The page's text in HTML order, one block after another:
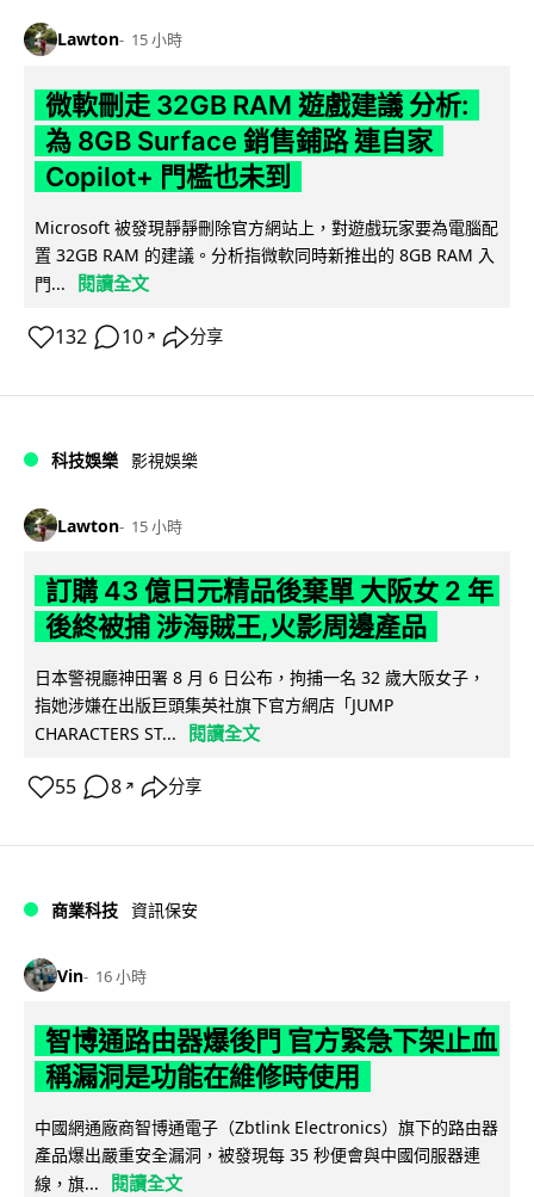
Lawton 15 小時
微軟刪走 32GB RAM 遊戲建議 分析:
為 8GB Surface 銷售鋪路 連自家
Copilot+ 門檻也未到
Microsoft 被發現靜靜刪除官方網站上，對遊戲玩家要為電腦配
置 32GB RAM 的建議。分析指微軟同時新推出的 8GB RAM 入
門...
閱讀全文
132 10 ↗ 分享
科技娛樂 影視娛樂
Lawton 15 小時
訂購 43 億日元精品後棄單 大阪女 2 年
後終被捕 涉海賊王,火影周邊產品
日本警視廳神田署 8 月 6 日公布，拘捕一名 32 歲大阪女子，
指她涉嫌在出版巨頭集英社旗下官方網店「JUMP
CHARACTERS ST...
閱讀全文
55 8 ↗ 分享
商業科技 資訊保安
Vin 16 小時
智博通路由器爆後門 官方緊急下架止血
稱漏洞是功能在維修時使用
中國網通廠商智博通電子（Zbtlink Electronics）旗下的路由器
產品爆出嚴重安全漏洞，被發現每 35 秒便會與中國伺服器連
線，旗...
閱讀全文